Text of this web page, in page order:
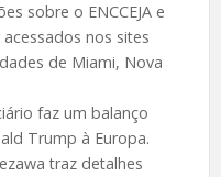
sobre o ENCCEJA e
nos sites
de Miami, Nova
faz um balanço
Trump à Europa.
traz detalhes